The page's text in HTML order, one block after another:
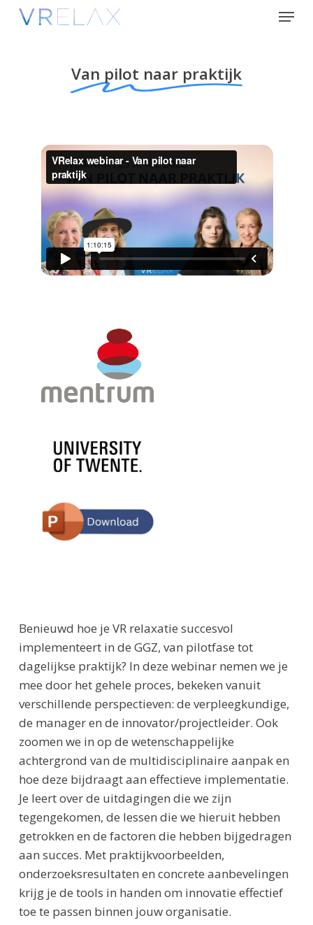
Skip
Menu
Van pilot naar praktijk
Benieuwd hoe je VR relaxatie succesvol
implementeert in de GGZ, van pilotfase tot
dagelijkse praktijk? In deze webinar nemen we je
mee door het gehele proces, bekeken vanuit
verschillende perspectieven: de verpleegkundige,
de manager en de innovator/projectleider. Ook
zoomen we in op de wetenschappelijke
achtergrond van de multidisciplinaire aanpak en
hoe deze bijdraagt aan effectieve implementatie.
Je leert over de uitdagingen die we zijn
tegengekomen, de lessen die we hieruit hebben
getrokken en de factoren die hebben bijgedragen
aan succes. Met praktijkvoorbeelden,
onderzoeksresultaten en concrete aanbevelingen
krijg je de tools in handen om innovatie effectief
toe te passen binnen jouw organisatie.